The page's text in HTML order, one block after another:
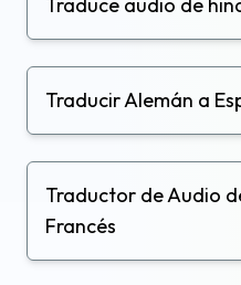
Traducir Alemán a
Traductor de Audio
Francés